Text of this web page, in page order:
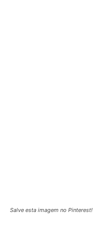
Salve esta imagem no Pinterest!